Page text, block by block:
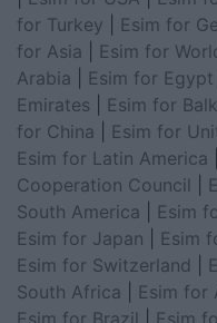
for Turkey
Esim for
for Asia
Esim for
Arabia
Esim for Egypt
Emirates
Esim for
for China
Esim for
Esim for Latin America
Cooperation Council
South America
Esim
Esim for Japan
Esim
Esim for Switzerland
South Africa
Esim for